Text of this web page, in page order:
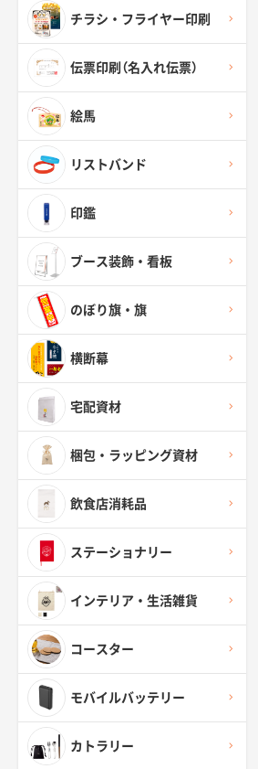
チラシ・フライヤー印刷
伝票印刷（名入れ伝票）
絵馬
リストバンド
印鑑
ブース装飾・看板
のぼり旗・旗
横断幕
宅配資材
梱包・ラッピング資材
飲食店消耗品
ステーショナリー
インテリア・生活雑貨
コースター
モバイルバッテリー
カトラリー